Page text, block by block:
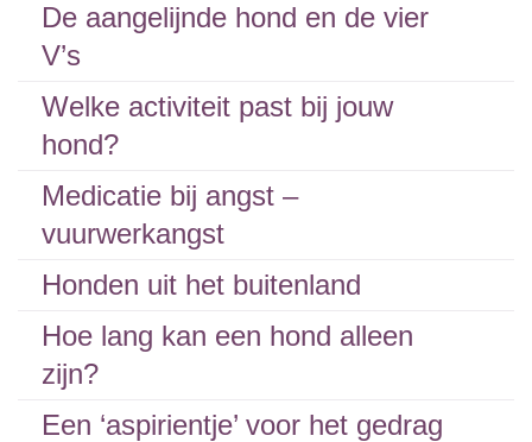
De aangelijnde hond en de vier
V’s
Welke activiteit past bij jouw
hond?
Medicatie bij angst –
vuurwerkangst
Honden uit het buitenland
Hoe lang kan een hond alleen
zijn?
Een ‘aspirientje’ voor het gedrag